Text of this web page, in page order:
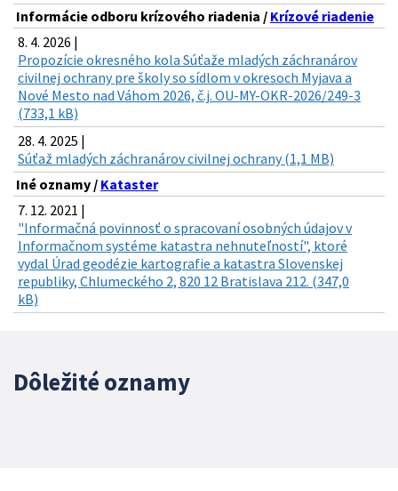
Informácie odboru krízového riadenia / Krízové riadenie
8. 4. 2026 |
Propozície okresného kola Súťaže mladých záchranárov
civilnej ochrany pre školy so sídlom v okresoch Myjava a
Nové Mesto nad Váhom 2026, č.j. OU-MY-OKR-2026/249-3
(733,1 kB)
28. 4. 2025 |
Súťaž mladých záchranárov civilnej ochrany (1,1 MB)
Iné oznamy / Kataster
7. 12. 2021 |
"Informačná povinnosť o spracovaní osobných údajov v
Informačnom systéme katastra nehnuteľností", ktoré
vydal Úrad geodézie kartografie a katastra Slovenskej
republiky, Chlumeckého 2, 820 12 Bratislava 212. (347,0
kB)
Dôležité oznamy